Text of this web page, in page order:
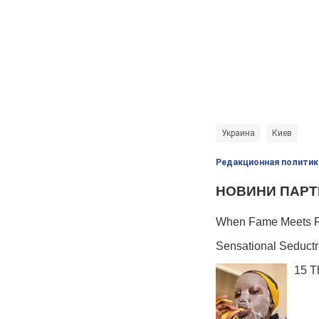
Украина Киев
Редакционная